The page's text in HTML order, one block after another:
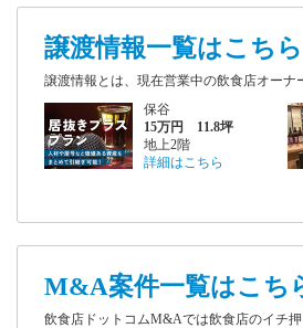
譲渡情報一覧はこちら
譲渡情報とは、現在営業中の飲食店オー
保谷
15万円 11.8坪
地上2階
詳細はこちら
M&A案件一覧はこち
飲食店ドットコムM&Aでは飲食店のイ